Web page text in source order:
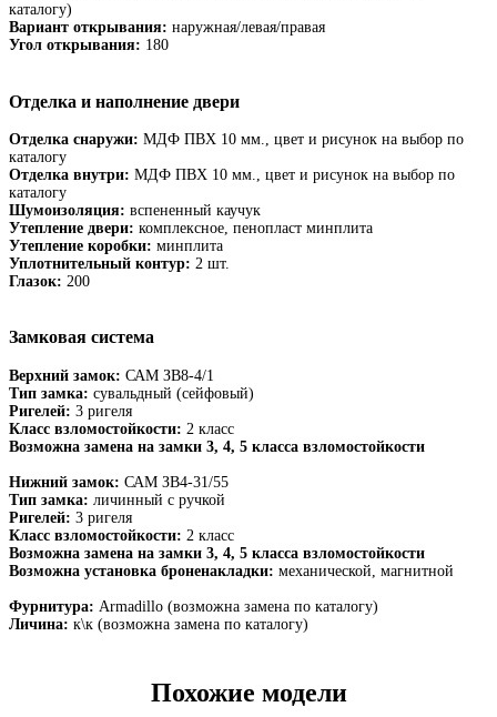
каталогу)
Вариант открывания: наружная/левая/правая
Угол открывания: 180
Отделка и наполнение двери
Отделка снаружи: МДФ ПВХ 10 мм., цвет и рисунок на выбор по
каталогу
Отделка внутри: МДФ ПВХ 10 мм., цвет и рисунок на выбор по
каталогу
Шумоизоляция: вспененный каучук
Утепление двери: комплексное, пенопласт минплита
Утепление коробки: минплита
Уплотнительный контур: 2 шт.
Глазок: 200
Замковая система
Верхний замок: САМ ЗВ8-4/1
Тип замка: сувальдный (сейфовый)
Ригелей: 3 ригеля
Класс взломостойкости: 2 класс
Возможна замена на замки 3, 4, 5 класса взломостойкости
Нижний замок: САМ ЗВ4-31/55
Тип замка: личинный с ручкой
Ригелей: 3 ригеля
Класс взломостойкости: 2 класс
Возможна замена на замки 3, 4, 5 класса взломостойкости
Возможна установка броненакладки: механической, магнитной
Фурнитура: Armadillo (возможна замена по каталогу)
Личина: к\к (возможна замена по каталогу)
Похожие модели